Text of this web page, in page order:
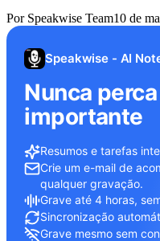
Por Speakwise Team10 de
Speakwise - AI
Nunca
importante
Resumos e tarefas
Crie um e-mail de
qualquer gravação.
Grave até 4 horas,
Sincronização
Grave mesmo sem